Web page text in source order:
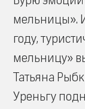
мельницы».
году,
мельницу»
Татьяна
Уреньгу